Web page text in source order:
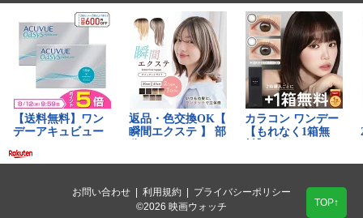
お問い合わせ 利用規約
プライバシーポリシー
©2026 映画ウォッチ
TOP↑